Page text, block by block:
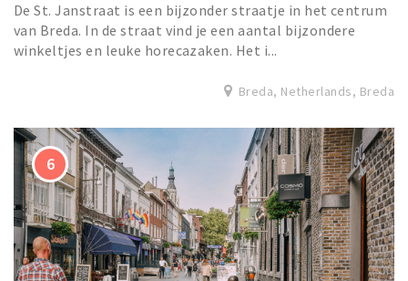
De St. Janstraat is een bijzonder straatje in het centrum
van Breda. In de straat vind je een aantal bijzondere
winkeltjes en leuke horecazaken. Het i...
Breda, Netherlands, Breda